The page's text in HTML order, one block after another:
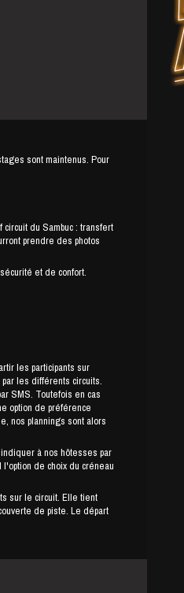
sont maintenus. Pour
circuit du Sambuc : transfert
prendre des photos
et de confort.
les participants sur
les différents circuits.
en cas
option de préférence
nos plannings sont alors
à nos hôtesses par
de choix du créneau
sur le circuit. Elle tient
de piste. Le départ